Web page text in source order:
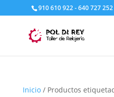
910 610 922 - 640 727 252
Inicio/ Productos